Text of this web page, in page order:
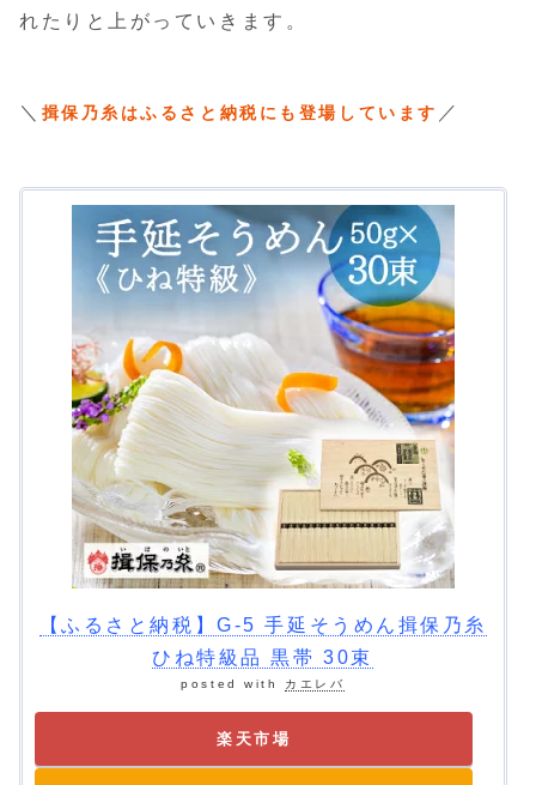
れたりと上がっていきます。
＼ 揖保乃糸はふるさと納税にも登場しています ／
【ふるさと納税】G-5 手延そうめん揖保乃糸
ひね特級品 黒帯 30束
posted with カエレバ
楽天市場